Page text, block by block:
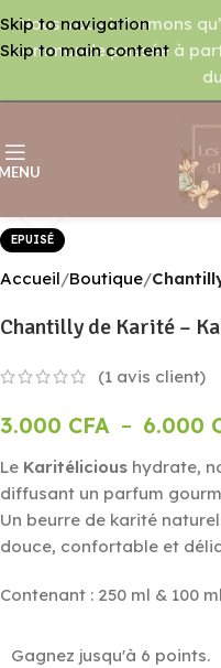
Skip to navigation
Skip to main content
Nous vous informons
commande passée à
EPUISÉ
Accueil Boutique
Chantilly de Karité –
(1 avis client)
3.000 CFA – 6.000
Le Karitélicious hydrate,
diffusant un parfum
Un beurre de karité
douce, confortable et
Contenant : 250 ml & 100 ml
Gagnez jusqu'à 6 points.